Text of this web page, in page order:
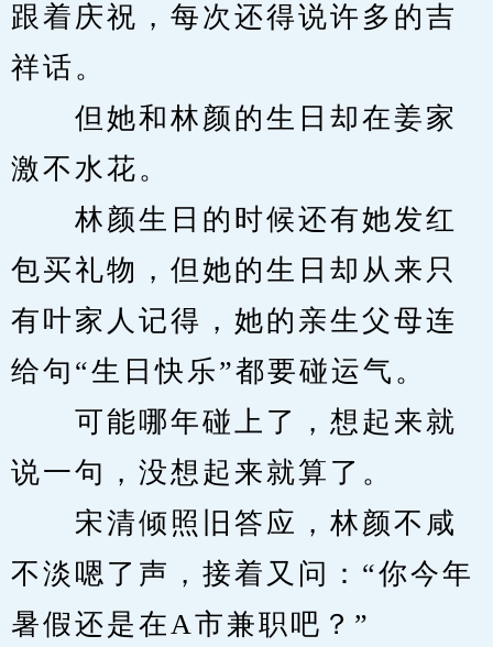
跟着庆祝，每次还得说许多的吉
祥话。
但她和林颜的生日却在姜家
激不水花。
林颜生日的时候还有她发红
包买礼物，但她的生日却从来只
有叶家人记得，她的亲生父母连
给句“生日快乐”都要碰运气。
可能哪年碰上了，想起来就
说一句，没想起来就算了。
宋清倾照旧答应，林颜不咸
不淡嗯了声，接着又问：“你今年
暑假还是在A市兼职吧？”